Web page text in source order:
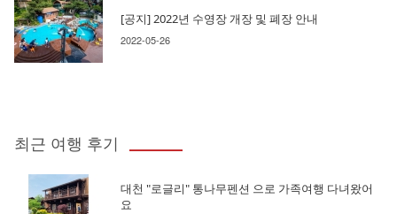
[공지] 2022년 수영장 개장 및 폐장 안내
2022-05-26
최근 여행 후기
대천 "로글리" 통나무펜션 으로 가족여행 다녀왔어
요